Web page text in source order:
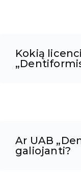
Kokią
Ar UAB
galiojanti?